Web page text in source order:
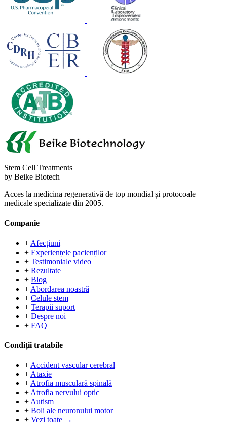
Stem Cell Treatments
by Beike Biotech
Acces la medicina regenerativă de top mondial și protocoale
medicale specializate din 2005.
Companie
+ Afecțiuni
+ Experiențele pacienților
+ Testimoniale video
+ Rezultate
+ Blog
+ Abordarea noastră
+ Celule stem
+ Terapii suport
+ Despre noi
+ FAQ
Condiții tratabile
+ Accident vascular cerebral
+ Ataxie
+ Atrofia musculară spinală
+ Atrofia nervului optic
+ Autism
+ Boli ale neuronului motor
+ Vezi toate →